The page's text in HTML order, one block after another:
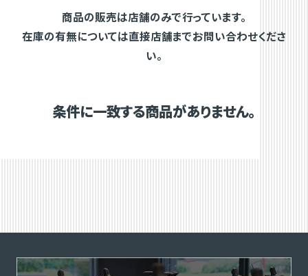
商品の販売は店舗のみで行っています。
在庫の有無については直接店舗までお問い合わせくださ
い。
条件に一致する商品がありません。